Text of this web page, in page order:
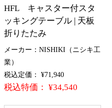
HFL キャスター付スタ
ッキングテーブル | 天板
折りたたみ
メーカー：NISHIKI（ニシキ工
業）
税込定価： ¥71,940
税込特価： ¥34,540